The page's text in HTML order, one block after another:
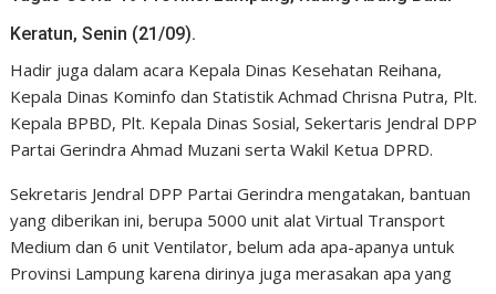
Keratun, Senin (21/09).
Hadir juga dalam acara Kepala Dinas Kesehatan Reihana,
Kepala Dinas Kominfo dan Statistik Achmad Chrisna Putra, Plt.
Kepala BPBD, Plt. Kepala Dinas Sosial, Sekertaris Jendral DPP
Partai Gerindra Ahmad Muzani serta Wakil Ketua DPRD.
Sekretaris Jendral DPP Partai Gerindra mengatakan, bantuan
yang diberikan ini, berupa 5000 unit alat Virtual Transport
Medium dan 6 unit Ventilator, belum ada apa-apanya untuk
Provinsi Lampung karena dirinya juga merasakan apa yang